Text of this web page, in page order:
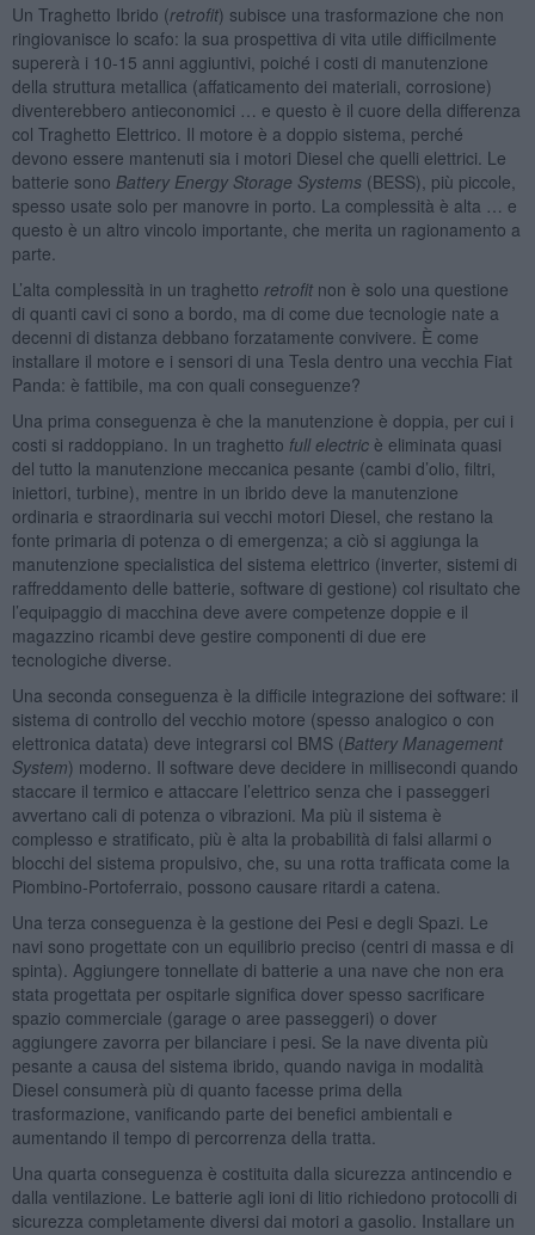
Un Traghetto Ibrido (retrofit) subisce una trasformazione che non
ringiovanisce lo scafo: la sua prospettiva di vita utile difficilmente
supererà i 10-15 anni aggiuntivi, poiché i costi di manutenzione
della struttura metallica (affaticamento dei materiali, corrosione)
diventerebbero antieconomici … e questo è il cuore della differenza
col Traghetto Elettrico. Il motore è a doppio sistema, perché
devono essere mantenuti sia i motori Diesel che quelli elettrici. Le
batterie sono Battery Energy Storage Systems(BESS), più piccole,
spesso usate solo per manovre in porto. La complessità è alta … e
questo è un altro vincolo importante, che merita un ragionamento a
parte.
L’alta complessità in un traghetto retrofitnon è solo una questione
di quanti cavi ci sono a bordo, ma di come due tecnologie nate a
decenni di distanza debbano forzatamente convivere. È come
installare il motore e i sensori di una Tesla dentro una vecchia Fiat
Panda: è fattibile, ma con quali conseguenze?
Una prima conseguenza è che la manutenzione è doppia, per cui i
costi si raddoppiano. In un traghetto full electricè eliminata quasi
del tutto la manutenzione meccanica pesante (cambi d’olio, filtri,
iniettori, turbine), mentre in un ibrido deve la manutenzione
ordinaria e straordinaria sui vecchi motori Diesel, che restano la
fonte primaria di potenza o di emergenza; a ciò si aggiunga la
manutenzione specialistica del sistema elettrico (inverter, sistemi di
raffreddamento delle batterie, software di gestione) col risultato che
l’equipaggio di macchina deve avere competenze doppie e il
magazzino ricambi deve gestire componenti di due ere
tecnologiche diverse.
Una seconda conseguenza è la difficile integrazione dei software: il
sistema di controllo del vecchio motore (spesso analogico o con
elettronica datata) deve integrarsi col BMS (Battery Management
System) moderno. Il software deve decidere in millisecondi quando
staccare il termico e attaccare l’elettrico senza che i passeggeri
avvertano cali di potenza o vibrazioni. Ma più il sistema è
complesso e stratificato, più è alta la probabilità di falsi allarmi o
blocchi del sistema propulsivo, che, su una rotta trafficata come la
Piombino-Portoferraio, possono causare ritardi a catena.
Una terza conseguenza è la gestione dei Pesi e degli Spazi. Le
navi sono progettate con un equilibrio preciso (centri di massa e di
spinta). Aggiungere tonnellate di batterie a una nave che non era
stata progettata per ospitarle significa dover spesso sacrificare
spazio commerciale (garage o aree passeggeri) o dover
aggiungere zavorra per bilanciare i pesi. Se la nave diventa più
pesante a causa del sistema ibrido, quando naviga in modalità
Diesel consumerà più di quanto facesse prima della
trasformazione, vanificando parte dei benefici ambientali e
aumentando il tempo di percorrenza della tratta.
Una quarta conseguenza è costituita dalla sicurezza antincendio e
dalla ventilazione. Le batterie agli ioni di litio richiedono protocolli di
sicurezza completamente diversi dai motori a gasolio. Installare un